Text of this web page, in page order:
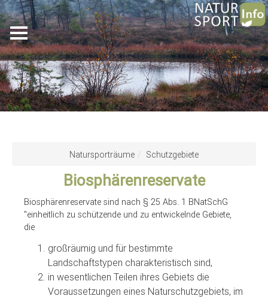
Natursporträume Schutzgebiete
Biosphärenreservate
Biosphärenreservate sind nach § 25 Abs. 1 BNatSchG
"einheitlich zu schützende und zu entwickelnde Gebiete,
die
großräumig und für bestimmte
Landschaftstypen charakteristisch sind,
in wesentlichen Teilen ihres Gebiets die
Voraussetzungen eines Naturschutzgebiets, im